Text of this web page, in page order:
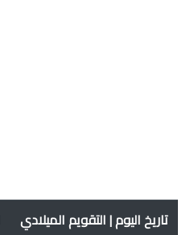
تاريخ اليوم | التقويم الميلادي